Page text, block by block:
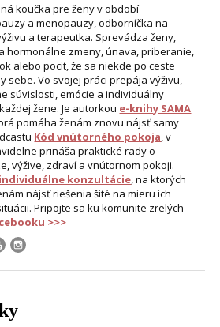
koučka pre ženy v období
a menopauzy, odborníčka na
a terapeutka. Sprevádza ženy,
hormonálne zmeny, únava, priberanie,
alebo pocit, že sa niekde po ceste
sebe. Vo svojej práci prepája výživu,
súvislosti, emócie a individuálny
žene. Je autorkou e-knihy SAMA
pomáha ženám znovu nájsť samy
Kód vnútorného pokoja, v
prináša praktické rady o
výžive, zdraví a vnútornom pokoji.
individuálne konzultácie, na ktorých
nájsť riešenia šité na mieru ich
Pripojte sa ku komunite zrelých
>>>